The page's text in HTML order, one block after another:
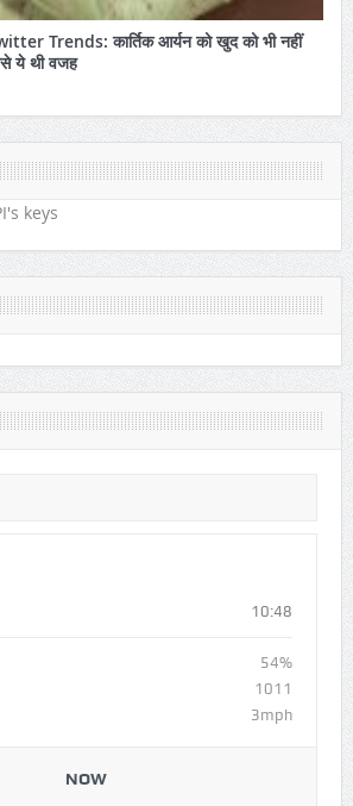
Trends: कार्तिक आर्यन को खुद को भी नहीं
ये थी वजह
keys
10:48
54%
1011
3mph
NOW